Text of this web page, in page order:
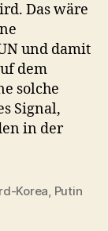
Das wäre
und damit
dem
solche
Signal,
in der
Korea, Putin